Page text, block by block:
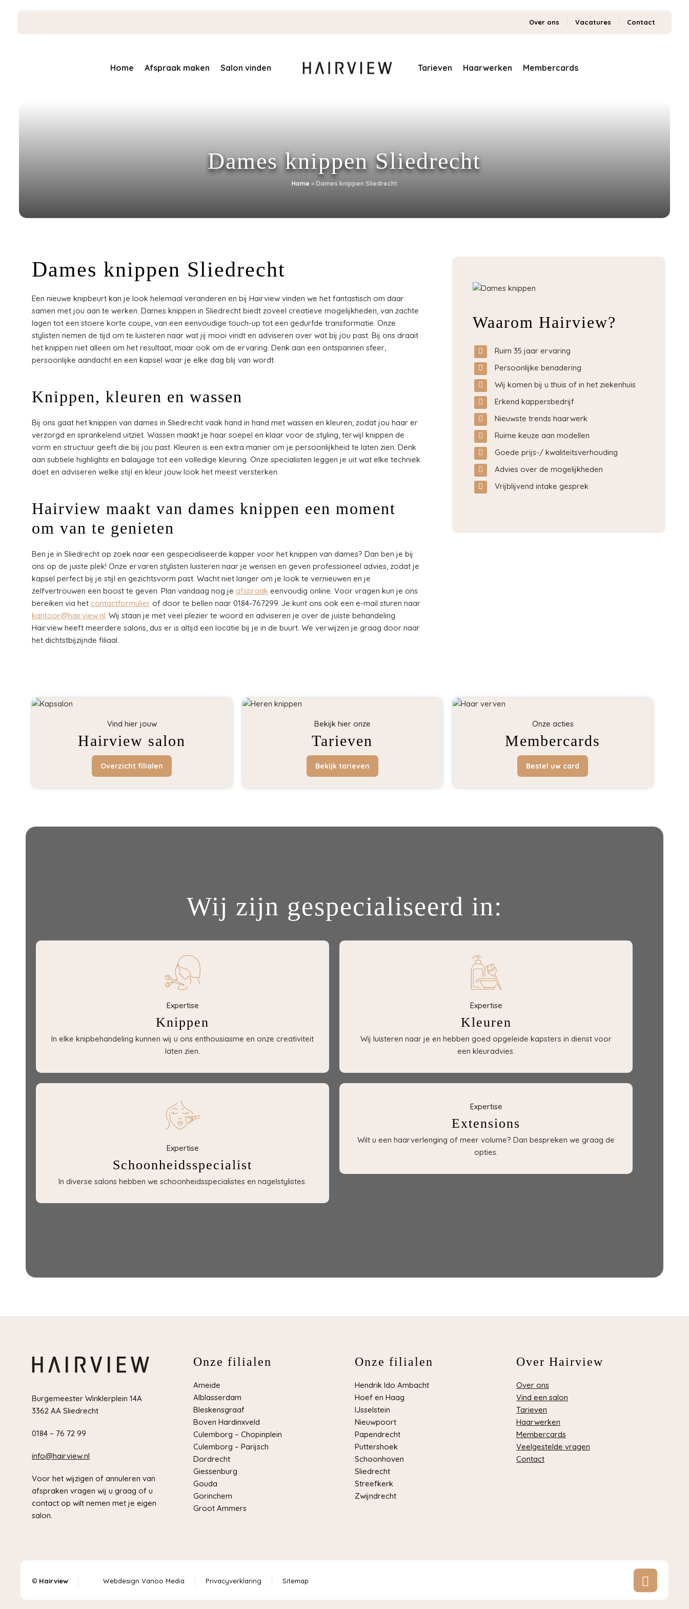
Over ons Vacatures Contact
Home Afspraak maken Salon vinden Tarieven Haarwerken Membercards
Dames knippen Sliedrecht
Home » Dames knippen Sliedrecht
Dames knippen Sliedrecht
Een nieuwe knipbeurt kan je look helemaal veranderen en bij Hairview vinden we het fantastisch om daar
samen met jou aan te werken. Dames knippen in Sliedrecht biedt zoveel creatieve mogelijkheden, van zachte
lagen tot een stoere korte coupe, van een eenvoudige touch-up tot een gedurfde transformatie. Onze
stylisten nemen de tijd om te luisteren naar wat jij mooi vindt en adviseren over wat bij jou past. Bij ons draait
het knippen niet alleen om het resultaat, maar ook om de ervaring. Denk aan een ontspannen sfeer,
persoonlijke aandacht en een kapsel waar je elke dag blij van wordt.
Knippen, kleuren en wassen
Bij ons gaat het knippen van dames in Sliedrecht vaak hand in hand met wassen en kleuren, zodat jou haar er
verzorgd en sprankelend uitziet. Wassen maakt je haar soepel en klaar voor de styling, terwijl knippen de
vorm en structuur geeft die bij jou past. Kleuren is een extra manier om je persoonlijkheid te laten zien. Denk
aan subtiele highlights en balayage tot een volledige kleuring. Onze specialisten leggen je uit wat elke techniek
doet en adviseren welke stijl en kleur jouw look het meest versterken.
Hairview maakt van dames knippen een moment
om van te genieten
Ben je in Sliedrecht op zoek naar een gespecialiseerde kapper voor het knippen van dames? Dan ben je bij
ons op de juiste plek! Onze ervaren stylisten luisteren naar je wensen en geven professioneel advies, zodat je
kapsel perfect bij je stijl en gezichtsvorm past. Wacht niet langer om je look te vernieuwen en je
zelfvertrouwen een boost te geven. Plan vandaag nog je afspraak eenvoudig online. Voor vragen kun je ons
bereiken via het contactformulier of door te bellen naar 0184-767299. Je kunt ons ook een e-mail sturen naar
kantoor@hairview.nl. Wij staan je met veel plezier te woord en adviseren je over de juiste behandeling.
Hairview heeft meerdere salons, dus er is altijd een locatie bij je in de buurt. We verwijzen je graag door naar
het dichtstbijzijnde filiaal.
Waarom Hairview?
Ruim 35 jaar ervaring
Persoonlijke benadering
Wij komen bij u thuis of in het ziekenhuis
Erkend kappersbedrijf
Nieuwste trends haarwerk
Ruime keuze aan modellen
Goede prijs-/ kwaliteitsverhouding
Advies over de mogelijkheden
Vrijblijvend intake gesprek
Vind hier jouw
Hairview salon
Overzicht filialen
Bekijk hier onze
Tarieven
Bekijk tarieven
Onze acties
Membercards
Bestel uw card
Wij zijn gespecialiseerd in:
Expertise
Knippen
In elke knipbehandeling kunnen wij u ons enthousiasme en onze creativiteit
laten zien.
Expertise
Kleuren
Wij luisteren naar je en hebben goed opgeleide kapsters in dienst voor
een kleuradvies.
Expertise
Schoonheidsspecialist
In diverse salons hebben we schoonheidsspecialistes en nagelstylistes.
Expertise
Extensions
Wilt u een haarverlenging of meer volume? Dan bespreken we graag de
opties.
Burgemeester Winklerplein 14A
3362 AA Sliedrecht
0184 – 76 72 99
info@hairview.nl
Voor het wijzigen of annuleren van
afspraken vragen wij u graag of u
contact op wilt nemen met je eigen
salon.
Onze filialen
Ameide
Alblasserdam
Bleskensgraaf
Boven Hardinxveld
Culemborg – Chopinplein
Culemborg – Parijsch
Dordrecht
Giessenburg
Gouda
Gorinchem
Groot Ammers
Onze filialen
Hendrik Ido Ambacht
Hoef en Haag
IJsselstein
Nieuwpoort
Papendrecht
Puttershoek
Schoonhoven
Sliedrecht
Streefkerk
Zwijndrecht
Over Hairview
Over ons
Vind een salon
Tarieven
Haarwerken
Membercards
Veelgestelde vragen
Contact
© Hairview Webdesign Vanoo Media Privacyverklaring Sitemap